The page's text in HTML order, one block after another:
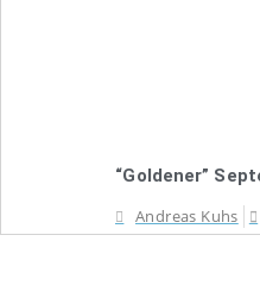
“Goldener”
Andreas Kuhs